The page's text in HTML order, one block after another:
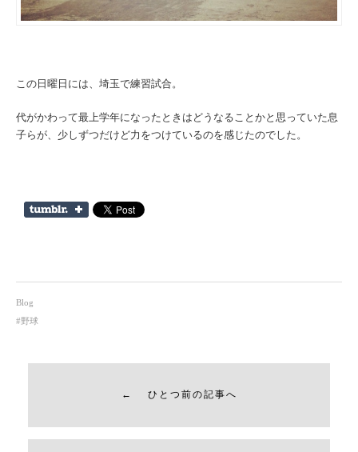
この日曜日には、埼玉で練習試合。
代がかわって最上学年になったときはどうなることかと思っていた息
子らが、少しずつだけど力をつけているのを感じたのでした。
Blog
野球
← ひとつ前の記事へ